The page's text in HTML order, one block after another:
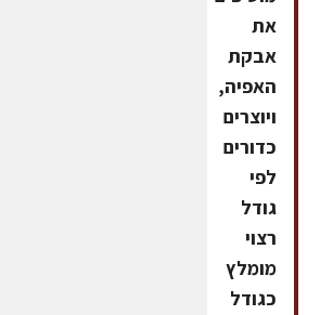
את
אבקת
האפיה,
ויוצרים
כדורים
לפי
גודל
רצוי
מומלץ
כגודל